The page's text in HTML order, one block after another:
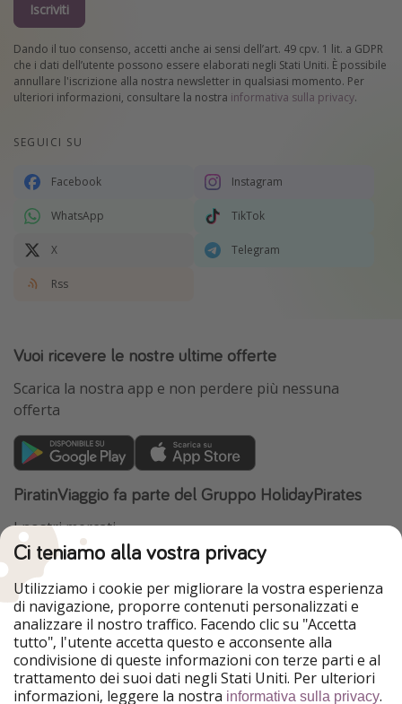
Iscriviti
Dando il tuo consenso, accetti anche ai sensi dell’art. 49 cpv. 1 lit. a GDPR
che i dati dell’utente possono essere elaborati negli Stati Uniti. È possibile
annullare l'iscrizione alla nostra newsletter in qualsiasi momento. Per
ulteriori informazioni, consultare la nostra informativa sulla privacy.
SEGUICI SU
Facebook Instagram
WhatsApp TikTok
X Telegram
Rss
Vuoi ricevere le nostre ultime offerte
Scarica la nostra app e non perdere più nessuna
offerta
PiratinViaggio fa parte del Gruppo HolidayPirates
I nostri mercati
HolidayPirates
VakantiePiraten
WakacyjniPiraci
Ferienpiraten
Urlaubspiraten
Urlaubspiraten
ViajerosPiratas
TravelPirates
Il nostro gruppo
HolidayPirates Group
Ci teniamo alla vostra privacy
Utilizziamo i cookie per migliorare la vostra esperienza
di navigazione, proporre contenuti personalizzati e
analizzare il nostro traffico. Facendo clic su "Accetta
tutto", l'utente accetta questo e acconsente alla
condivisione di queste informazioni con terze parti e al
trattamento dei suoi dati negli Stati Uniti. Per ulteriori
informazioni, leggere la nostra informativa sulla privacy.